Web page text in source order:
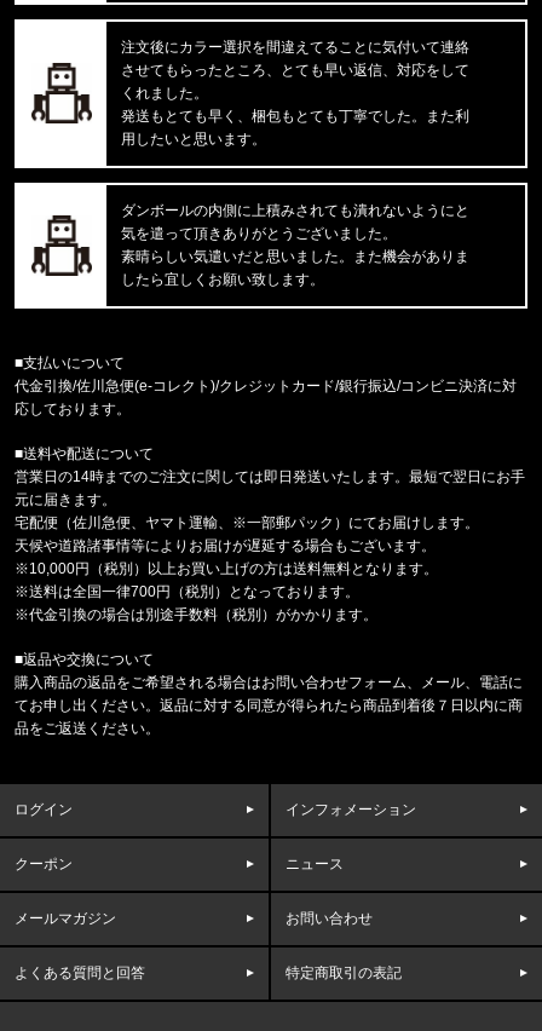
M IRVINE RELAXED WORK T-S
東京都のお客様ご注文ありがとうございます。
reversal/リバーサル
rvddw FIGHT SHORTS rvbs05
東京都のお客様ご注文ありがとうございます。
reversal/リバーサル
NEW GIANT BAG rvbs0251532
東京都のお客様ご注文ありがとうございます。
reversal/リバーサル
東京都のお客様ご注文ありがとうございます。
東京都のお客様ご注文ありがとうございます。
ビッグシルエット L/S TEE TR-THM-2
東京都のお客様ご注文ありがとうございます。
47 Brand/フォーティーセブンブランド
福岡県のお客様ご注文ありがとうございます。
BILLIONAIRE BOYS CLUB/ﾋﾞﾘｵﾈｱﾎﾞｰｲｽﾞｸﾗﾌﾞ
MESH LS SHIRT C&S BBC
THE NORTH FACE/ノースフェイス
BOREALIS NF0A52SE 56U1534
47 Brand/フォーティーセブンブランド
47キャップ ルナー クリーンナップ '
福岡県のお客様ご注文ありがとうございます。
注文後にカラー選択を間違えてることに気付いて連絡
させてもらったところ、とても早い返信、対応をして
くれました。
発送もとても早く、梱包もとても丁寧でした。また利
用したいと思います。
ダンボールの内側に上積みされても潰れないようにと
気を遣って頂きありがとうございました。
素晴らしい気遣いだと思いました。また機会がありま
したら宜しくお願い致します。
■支払いについて
代金引換/佐川急便(e-コレクト)/クレジットカード/銀行振込/コンビニ決済に対
応しております。
■送料や配送について
営業日の14時までのご注文に関しては即日発送いたします。最短で翌日にお手
元に届きます。
宅配便（佐川急便、ヤマト運輸、※一部郵パック）にてお届けします。
天候や道路諸事情等によりお届けが遅延する場合もございます。
※10,000円（税別）以上お買い上げの方は送料無料となります。
※送料は全国一律700円（税別）となっております。
※代金引換の場合は別途手数料（税別）がかかります。
■返品や交換について
購入商品の返品をご希望される場合はお問い合わせフォーム、メール、電話に
てお申し出ください。返品に対する同意が得られたら商品到着後７日以内に商
品をご返送ください。
ログイン インフォメーション
クーポン ニュース
メールマガジン お問い合わせ
よくある質問と回答 特定商取引の表記